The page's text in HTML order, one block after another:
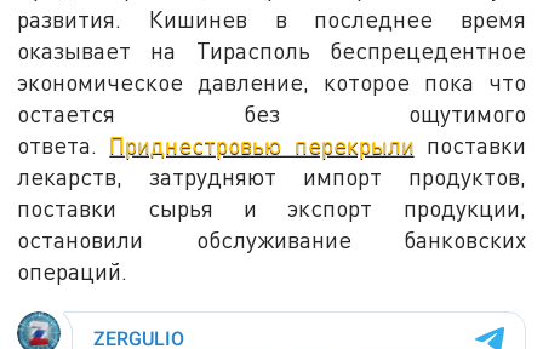
развития. Кишинев в последнее время
оказывает на Тирасполь беспрецедентное
экономическое давление, которое пока что
остается без ощутимого
ответа. Приднестровью перекрыли поставки
лекарств, затрудняют импорт продуктов,
поставки сырья и экспорт продукции,
остановили обслуживание банковских
операций.